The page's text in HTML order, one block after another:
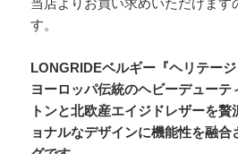
す。
LONGRIDEベルギー『ヘリテージ
ヨーロッパ伝統のヘビーデューテ
トンと北欧産エイジドレザーを
ョナルなデザインに機能性を融合